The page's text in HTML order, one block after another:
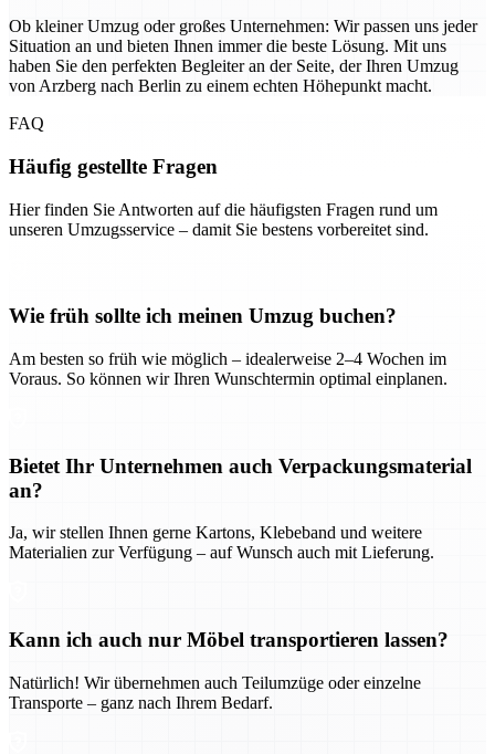
Ob kleiner Umzug oder großes Unternehmen: Wir passen uns jeder
Situation an und bieten Ihnen immer die beste Lösung. Mit uns
haben Sie den perfekten Begleiter an der Seite, der Ihren Umzug
von Arzberg nach Berlin zu einem echten Höhepunkt macht.
FAQ
Häufig gestellte Fragen
Hier finden Sie Antworten auf die häufigsten Fragen rund um
unseren Umzugsservice – damit Sie bestens vorbereitet sind.
Wie früh sollte ich meinen Umzug buchen?
Am besten so früh wie möglich – idealerweise 2–4 Wochen im
Voraus. So können wir Ihren Wunschtermin optimal einplanen.
Bietet Ihr Unternehmen auch Verpackungsmaterial
an?
Ja, wir stellen Ihnen gerne Kartons, Klebeband und weitere
Materialien zur Verfügung – auf Wunsch auch mit Lieferung.
Kann ich auch nur Möbel transportieren lassen?
Natürlich! Wir übernehmen auch Teilumzüge oder einzelne
Transporte – ganz nach Ihrem Bedarf.